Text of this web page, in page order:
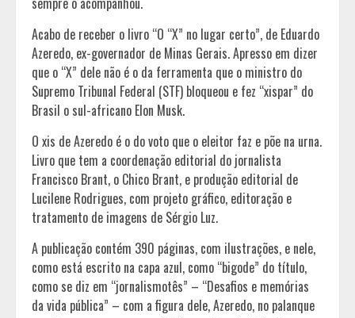
Acabo de receber o livro “O “X” no lugar certo”, de Eduardo
Azeredo, ex-governador de Minas Gerais. Apresso em dizer
que o “X” dele não é o da ferramenta que o ministro do
Supremo Tribunal Federal (STF) bloqueou e fez “xispar” do
Brasil o sul-africano Elon Musk.
O xis de Azeredo é o do voto que o eleitor faz e põe na urna.
Livro que tem a coordenação editorial do jornalista
Francisco Brant, o Chico Brant, e produção editorial de
Lucilene Rodrigues, com projeto gráfico, editoração e
tratamento de imagens de Sérgio Luz.
A publicação contém 390 páginas, com ilustrações, e nele,
como está escrito na capa azul, como “bigode” do título,
como se diz em “jornalismotês” – “Desafios e memórias
da vida pública” – com a figura dele, Azeredo, no palanque